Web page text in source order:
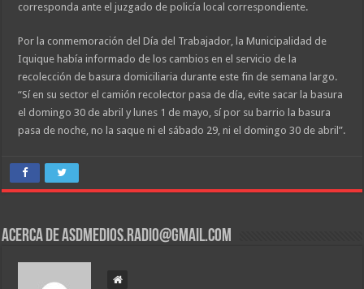
corresponda ante el juzgado de policía local correspondiente.
Por la conmemoración del Día del Trabajador, la Municipalidad de
Iquique había informado de los cambios en el servicio de la
recolección de basura domiciliaria durante este fin de semana largo.
“Sí en su sector el camión recolector pasa de día, evite sacar la basura
el domingo 30 de abril y lunes 1 de mayo, sí por su barrio la basura
pasa de noche, no la saque ni el sábado 29, ni el domingo 30 de abril”.
Acerca de asdmedios.radio@gmail.com